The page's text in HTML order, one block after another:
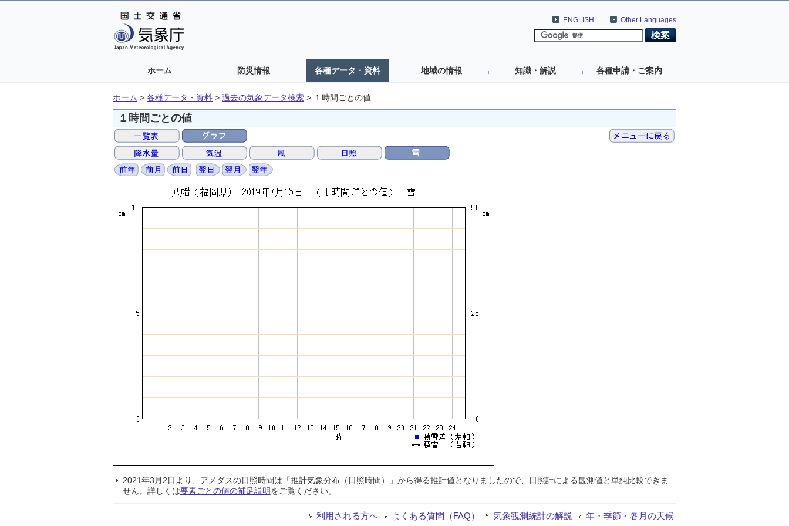
Other Languages
ENGLISH
ホーム 防災情報 各種データ・資料 地域の情報 知識・解説 各種申請・ご案内
ホーム > 各種データ・資料 > 過去の気象データ検索 > １時間ごとの値
１時間ごとの値
2021年3月2日より、アメダスの日照時間は「推計気象分布（日照時間）」から得る推計値となりましたので、日照計による観測値と単純比較できま
せん。詳しくは要素ごとの値の補足説明をご覧ください。
利用される方へ よくある質問（FAQ） 気象観測統計の解説 年・季節・各月の天候